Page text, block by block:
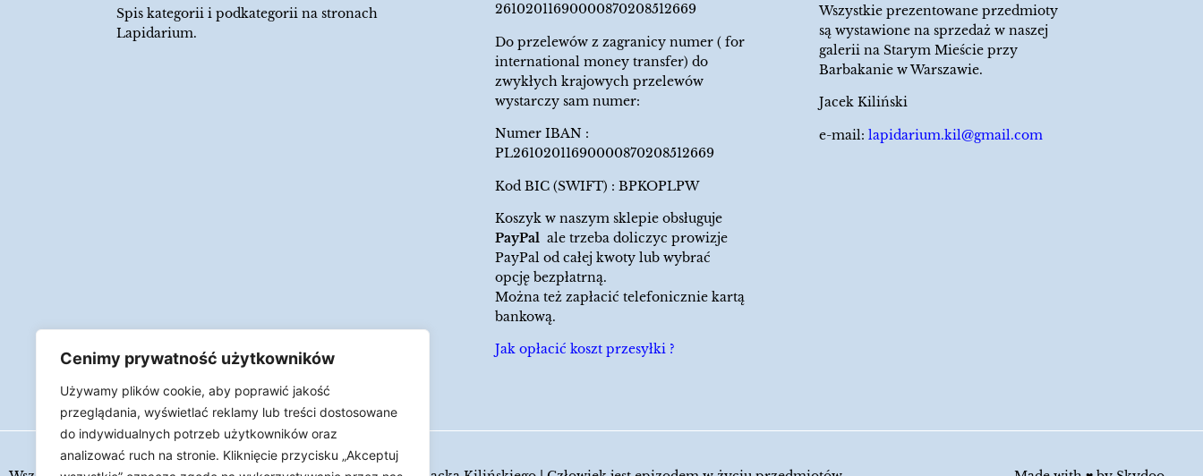
Cenimy prywatność użytkowników
Używamy plików cookie, aby poprawić jakość
przeglądania, wyświetlać reklamy lub treści dostosowane
do indywidualnych potrzeb użytkowników oraz
analizować ruch na stronie. Kliknięcie przycisku „Akceptuj
Spis kategorii i podkategorii na stronach
Lapidarium.
26102011690000870208512669
Do przelewów z zagranicy numer ( for
international money transfer) do
zwykłych krajowych przelewów
wystarczy sam numer:
Numer IBAN :
PL26102011690000870208512669
Kod BIC (SWIFT) : BPKOPLPW
Koszyk w naszym sklepie obsługuje
PayPal ale trzeba doliczyc prowizje
PayPal od całej kwoty lub wybrać
opcję bezpłatrną.
Można też zapłacić telefonicznie kartą
bankową.
Jak opłacić koszt przesyłki ?
Wszystkie prezentowane przedmioty
są wystawione na sprzedaż w naszej
galerii na Starym Mieście przy
Barbakanie w Warszawie.
Jacek Kiliński
e-mail: lapidarium.kil@gmail.com